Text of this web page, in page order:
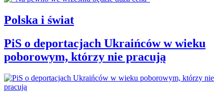
Polska i świat
PiS o deportacjach Ukraińców w wieku
poborowym, którzy nie pracują